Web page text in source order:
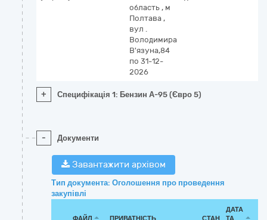
область , м
Полтава ,
вул .
Володимира
В'язуна,84
по 31-12-
2026
+ Специфікація 1: Бензин А-95 (Євро 5)
- Документи
Завантажити архівом
Тип документа: Оголошення про проведення
закупівлі
ДАТА